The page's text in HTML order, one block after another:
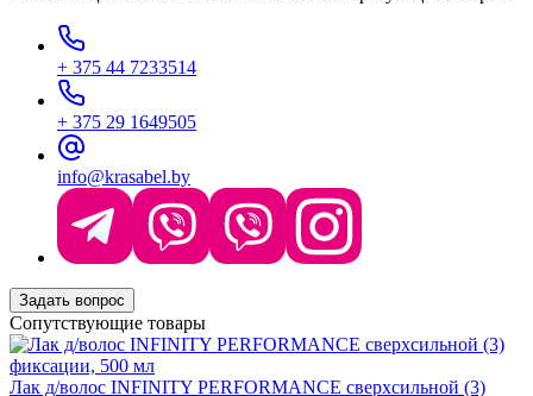
+ 375 44 7233514
+ 375 29 1649505
info@krasabel.by
Задать вопрос
Сопутствующие товары
Лак д/волос INFINITY PERFORMANCE сверхсильной (3)